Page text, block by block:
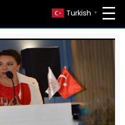
Turkish ▼